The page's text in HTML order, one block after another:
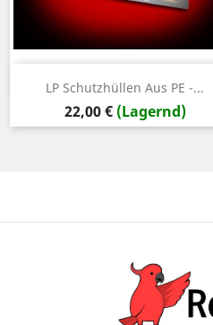
LP Schutzhüllen Aus PE -...
Preis
22,00 € (Lagernd)
Vorschau